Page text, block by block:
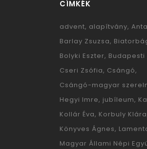
CÍMKÉK
advent alapítvány
Barlay Zsuzsa
Bolyki Eszter Budapesti
Cseri Zsófia Csángó
Csángó-magyar
Hegyi Imre jubíleum
Kollár Éva Korbuly Klára
Könyves Ágnes
Magyar Állami Népi